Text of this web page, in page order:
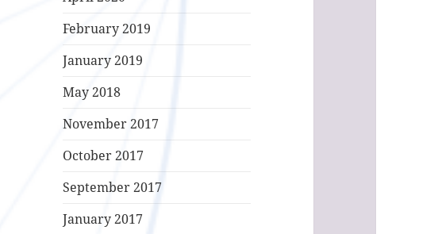
February 2019
January 2019
May 2018
November 2017
October 2017
September 2017
January 2017